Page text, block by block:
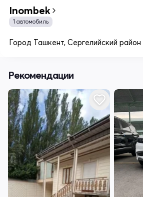
Inombek
1 автомобиль
Город Ташкент, Сергелийский район
Рекомендации